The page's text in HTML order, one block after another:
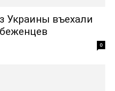
Украины въехали
0